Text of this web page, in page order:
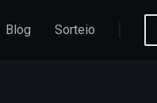
Blog Sorteio